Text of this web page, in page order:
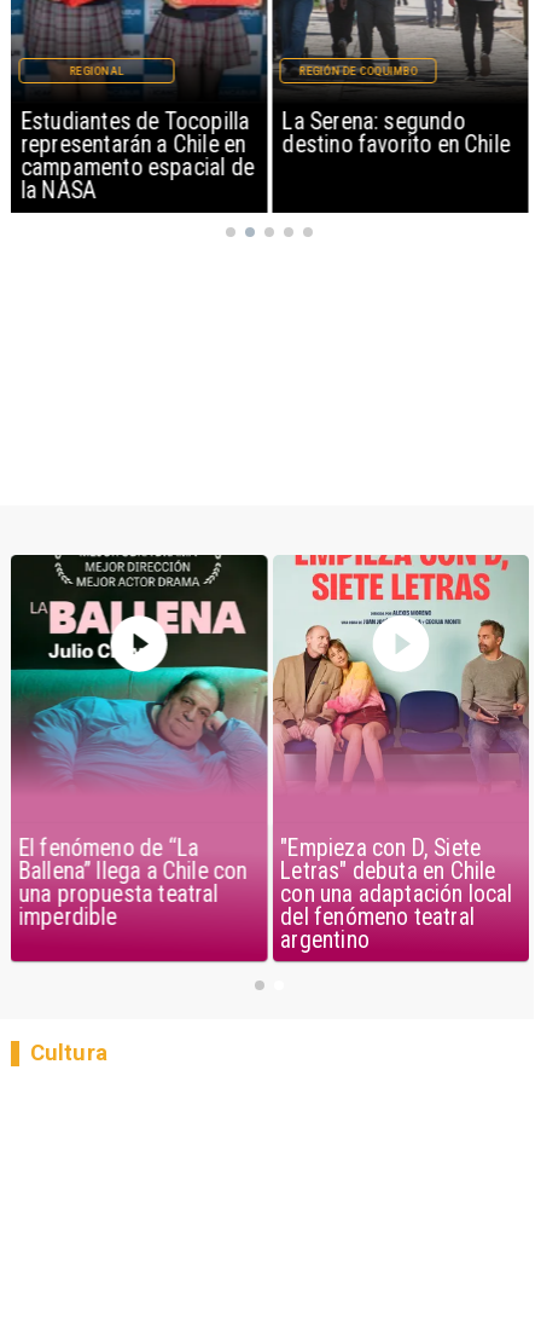
Estudiantes de Tocopilla
representarán a Chile en
campamento espacial de
la NASA
REGIONAL
La Serena: segundo
destino favorito en Chile
REGIÓN DE COQUIMBO
El fenómeno de “La
Ballena” llega a Chile con
una propuesta teatral
imperdible
"Empieza con D, Siete
Letras" debuta en Chile
con una adaptación local
del fenómeno teatral
argentino
Cultura